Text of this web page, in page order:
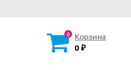
0 Корзина
0 ₽